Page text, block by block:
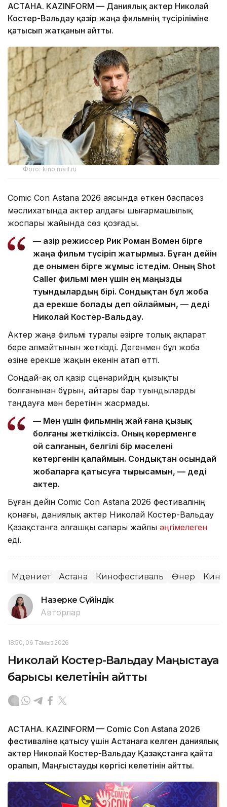
АСТАНА. KAZINFORM — Даниялық актер Николай
Костер-Вальдау қазір жаңа фильмнің түсіріліміне
қатысып жатқанын айтты.
Фото: kino.mail.ru
Comic Con Astana 2026 аясында өткен баспасөз
мәслихатында актер алдағы шығармашылық
жоспары жайында сөз қозғады.
— Қазір режиссер Рик Роман Вомен бірге
жаңа фильм түсіріп жатырмыз. Бұған дейін
де онымен бірге жұмыс істедім. Оның Shot
Caller фильмі мен үшін ең маңызды
туындылардың бірі. Сондықтан бұл жоба
да ерекше болады деп ойлаймын, — деді
Николай Костер-Вальдау.
Актер жаңа фильмі туралы әзірге толық ақпарат
бере алмайтынын жеткізді. Дегенмен бұл жоба
өзіне ерекше жақын екенін атап өтті.
Сондай-ақ ол қазір сценарийдің қызықты
болғанынан бұрын, айтары бар туындыларды
таңдауға мән беретінін жасрмады.
— Мен үшін фильмнің жай ғана қызық
болғаны жеткіліксіз. Оның көрерменге
ой салғанын, белгілі бір мәселені
көтергенін қалаймын. Сондықтан осындай
жобаларға қатысуға тырысамын, — деді
актер.
Бұған дейін Comic Con Astana 2026 фестивалінің
қонағы, даниялық актер Николай Костер-Вальдау
Қазақстанға алғашқы сапары жайлы әңгімелеген
еді.
Мәдениет Астана Кинофестиваль Өнер Кино
Назерке Сүйіндік
Авторлар
18:50, 06 Тамыз 2026
Николай Костер-Вальдау Маңғыстауға
барғысы келетінін айтты
АСТАНА. KAZINFORM — Comic Con Astana 2026
фестиваліне қатысу үшін Астанаға келген даниялық
актер Николай Костер-Вальдау Қазақстанға қайта
оралып, Маңғыстауды көргісі келетінін айтты.